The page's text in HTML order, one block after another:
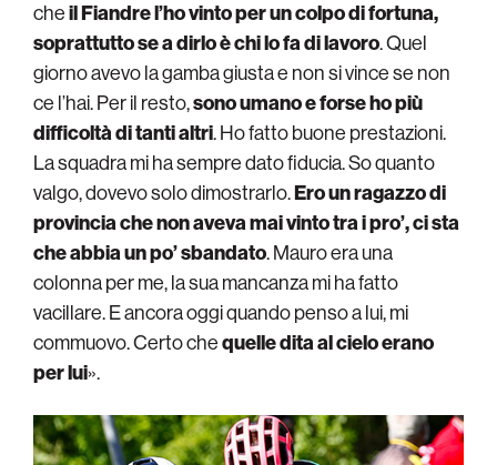
cheil Fiandre l’ho vinto per un colpo di fortuna,
soprattutto se a dirlo è chi lo fa di lavoro. Quel
giorno avevo la gamba giusta e non si vince se non
ce l’hai. Per il resto,sono umano e forse ho più
difficoltà di tanti altri. Ho fatto buone prestazioni.
La squadra mi ha sempre dato fiducia. So quanto
valgo, dovevo solo dimostrarlo.Ero un ragazzo di
provincia che non aveva mai vinto tra i pro’, ci sta
che abbia un po’ sbandato. Mauro era una
colonna per me, la sua mancanza mi ha fatto
vacillare. E ancora oggi quando penso a lui, mi
commuovo. Certo chequelle dita al cielo erano
per lui».